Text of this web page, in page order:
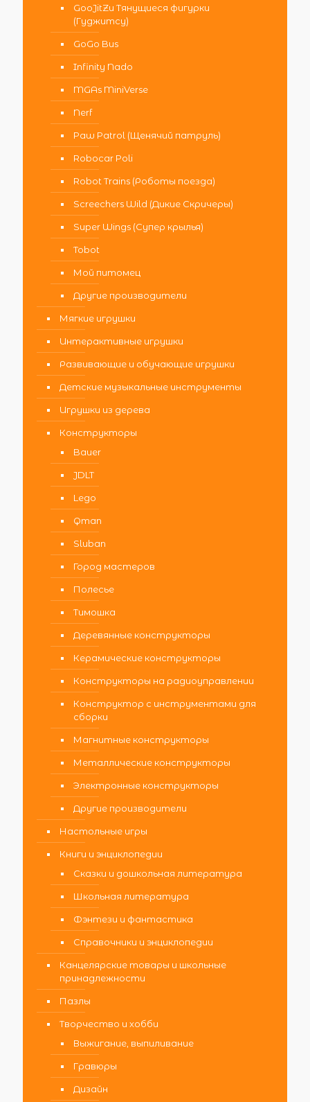
GooJitZu Тянущиеся фигурки
(Гуджитсу)
GoGo Bus
Infinity Nado
MGAs MiniVerse
Nerf
Paw Patrol (Щенячий патруль)
Robocar Poli
Robot Trains (Роботы поезда)
Screechers Wild (Дикие Скричеры)
Super Wings (Супер крылья)
Tobot
Мой питомец
Другие производители
Мягкие игрушки
Интерактивные игрушки
Развивающие и обучающие игрушки
Детские музыкальные инструменты
Игрушки из дерева
Конструкторы
Bauer
JDLT
Lego
Qman
Sluban
Город мастеров
Полесье
Тимошка
Деревянные конструкторы
Керамические конструкторы
Конструкторы на радиоуправлении
Конструктор с инструментами для
сборки
Магнитные конструкторы
Металлические конструкторы
Электронные конструкторы
Другие производители
Настольные игры
Книги и энциклопедии
Сказки и дошкольная литература
Школьная литература
Фэнтези и фантастика
Справочники и энциклопедии
Канцелярские товары и школьные
принадлежности
Пазлы
Творчество и хобби
Выжигание, выпиливание
Гравюры
Дизайн